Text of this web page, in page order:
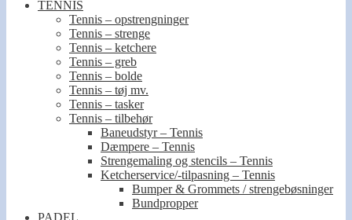
TENNIS
Tennis – opstrengninger
Tennis – strenge
Tennis – ketchere
Tennis – greb
Tennis – bolde
Tennis – tøj mv.
Tennis – tasker
Tennis – tilbehør
Baneudstyr – Tennis
Dæmpere – Tennis
Strengemaling og stencils – Tennis
Ketcherservice/-tilpasning – Tennis
Bumper & Grommets / strengebøsninger
Bundpropper
PADEL